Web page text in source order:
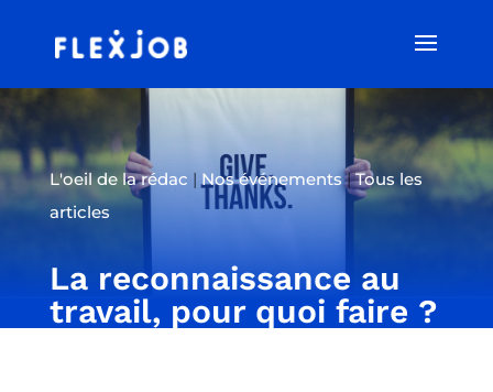
L'oeil de la rédac |Nos événements|Tous les
articles
La reconnaissance au
travail, pour quoi faire ?